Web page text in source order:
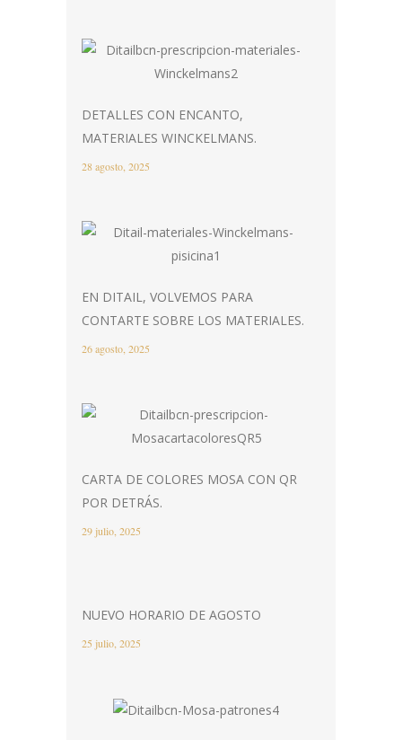
DETALLES CON ENCANTO,
MATERIALES WINCKELMANS.
28 agosto, 2025
EN DITAIL, VOLVEMOS PARA
CONTARTE SOBRE LOS MATERIALES.
26 agosto, 2025
CARTA DE COLORES MOSA CON QR
POR DETRÁS.
29 julio, 2025
NUEVO HORARIO DE AGOSTO
25 julio, 2025